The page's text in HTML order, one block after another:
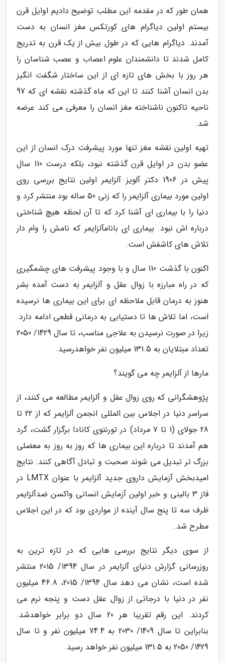
همان طور که در مقدمه این مطلب توضیح دادیم اوایل قرن
بیستم اولین دیاگرام های کورتکس مغز انسان به دست
آمدند. دیاگرام هایی که در طول بیش از یک قرن به تدریج
کامل شدند تا دانشمندان علوم اعصاب و عصب شناسان را
هر روز با بخش های تازه ای از این ساختار شگفت انگیز
بدن انسان آشنا کنند تا این که ماه گذشته نقشه ای که 97
ناحیه تاکنون ناشناخته مغز انسان را معرفی می کند عرضه
شد.
تهیه اولین نقشه مغز تنها مورد پیشرفت درک انسان از این
عضو بدن در اوایل قرن گذشته نبود، بلکه درست 110 سال
پیش در 1906 دکتر آلویز آلزایمر اولین نتایج بررسی روی
اولین مورد بیماری آلزایمر را که زنی 50 ساله بود منتشر کرد و
دنیا را با بیماری ای آشنا کرد که تا آن لحظه هیچ شناختی
درباره اش نبود. بیماری ای بانامآلزایمر که نامش را وام دار
تلاش های کاشفش است.
اکنون با گذشت 110 سال و با وجود پیشرفت های چشمگیری
که در راه مبارزه با زوال عقل و آلزایمر به دست آمده بشر
هنوز به درمان قابل ملاحظه ای برای این بیماری ها نرسیده
است، اما تلاش ها تا دستیابی به درمانی قطعی ادامه دارد.
زیرا در صورت نرسیدن به علاجی مناسب، تا سال 1429/ 2050
تعداد مبتلایان به 131.5 میلیون نفر خواهدرسید.
مارها از آلزایمر چه می گویند؟
پژوهشگرانی که روی زوال عقل و آلزایمر مطالعه می کنند، از
سراسر دنیا در اجلاس بین المللی انجمن آلزایمر که از 22 تا
28 جولای (1 تا 7 مرداد) در تورنتوی کانادا برگزار گشت، گرد
هم آمدند تا درباره این بیماری ها که روز به روز به معضلی
بزرگ تر تبدیل می شوند صحبت و تبادل آگاهی کنند. نتایج
امیدبخش آزمایش داروی جدید آلزایمر با عنوان LMTX در
فاز 3 بالینی و خبر اولین آزمایش انسانی واکسن ضدآلزایمر
ظرف سه تا پنج سال آینده از مواردی بود که در این اجلاس
مطرح شد.
از سوی دیگر نتایج بررسی هایی که در تازه ترین به
روزرسانی گزارش دنیای آلزایمر در سال 1394/ 2015 منتشر
شده است، نشان می دهد سال 1394/ 2015، 46.8 میلیون
نفر در دنیا با درجاتی از زوال عقل دست و پنجه نرم می
کردند. این رقم تقریبا هر 20 سال دو برابر خواهدشد.
بنابراین تا سال 1409/ 2030 به 74.4 میلیون نفر و تا سال
1429/ 2050 به 131.5 میلیون نفر خواهد رسید.